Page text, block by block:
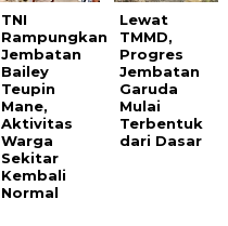
TNI
Rampungkan
Jembatan
Bailey
Teupin
Mane,
Aktivitas
Warga
Sekitar
Kembali
Normal
Lewat
TMMD,
Progres
Jembatan
Garuda
Mulai
Terbentuk
dari Dasar